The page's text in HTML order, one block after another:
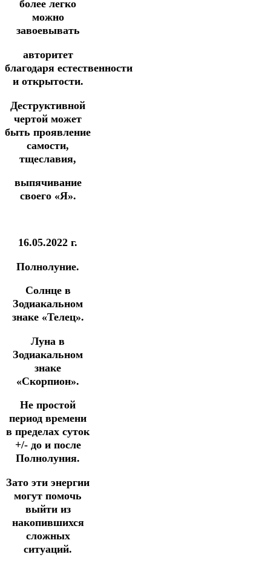
более легко
можно
завоевывать
авторитет
благодаря естественности
и открытости.
Деструктивной
чертой может
быть проявление
самости,
тщеславия,
выпячивание
своего «Я».
16.05.2022 г.
Полнолуние.
Солнце в
Зодиакальном
знаке «Телец».
Луна в
Зодиакальном
знаке
«Скорпион».
Не простой
период времени
в пределах суток
+/- до и после
Полнолуния.
Зато эти энергии
могут помочь
выйти из
накопившихся
сложных
ситуаций.